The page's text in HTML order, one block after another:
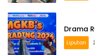
Drama
Liputan